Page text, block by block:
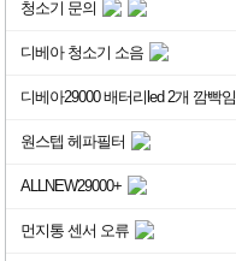
청소기 문의
디베아 청소기 소음
디베아29000 배터리led 2개 깜빡임
원스텝 헤파필터
ALLNEW29000+
먼지통 센서 오류